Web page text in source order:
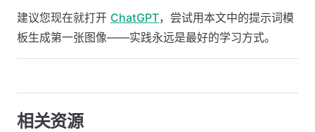
建议您现在就打开 ChatGPT，尝试用本文中的提示词模
板生成第一张图像——实践永远是最好的学习方式。
相关资源